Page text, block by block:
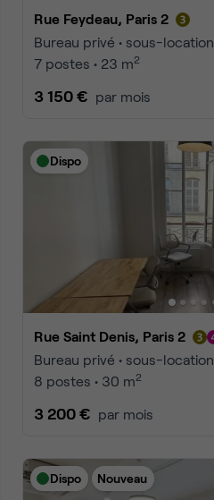
Rue Feydeau, Paris 2
Bureau privé • sous-location
7 postes • 23 m2
3 150 € par mois
Dispo
Rue Saint Denis, Paris 2
Bureau privé • sous-location
8 postes • 30 m2
3 200 € par mois
Dispo Nouveau